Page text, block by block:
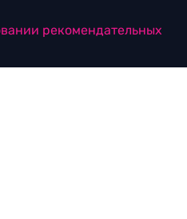
рекомендательных